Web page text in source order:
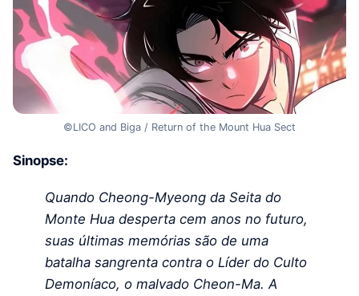
©LICO and Biga / Return of the Mount Hua Sect
Sinopse:
Quando Cheong-Myeong da Seita do
Monte Hua desperta cem anos no futuro,
suas últimas memórias são de uma
batalha sangrenta contra o Líder do Culto
Demoníaco, o malvado Cheon-Ma. A